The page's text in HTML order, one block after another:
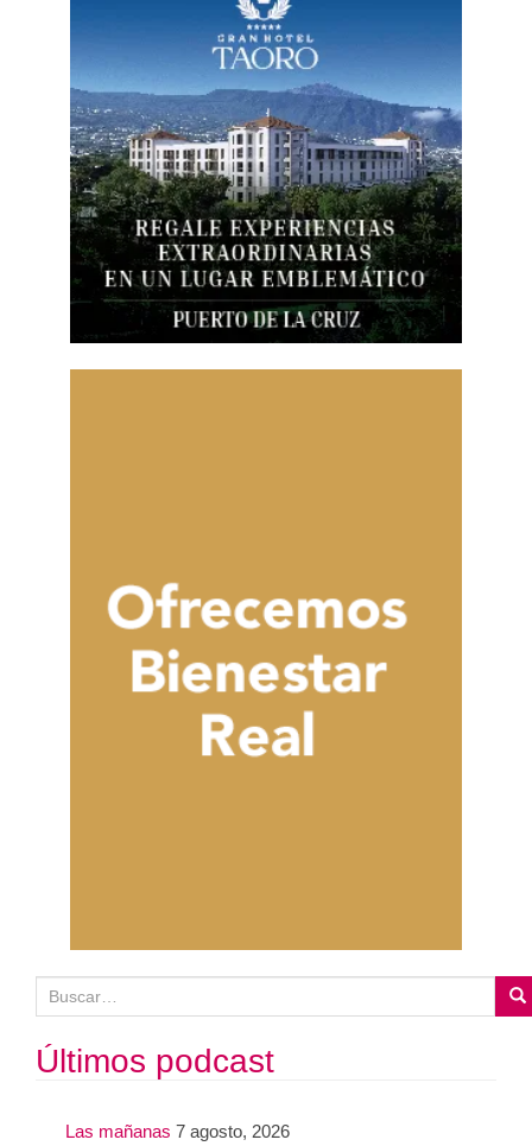
u
s
c
Últimos podcast
Las mañanas 7 agosto, 2026